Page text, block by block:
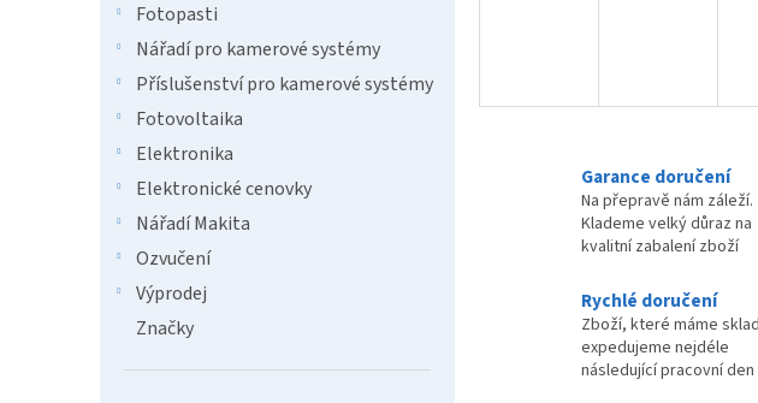
Fotopasti
Nářadí pro kamerové systémy
Příslušenství pro kamerové systémy
Fotovoltaika
Elektronika
Elektronické cenovky
Nářadí Makita
Ozvučení
Výprodej
Značky
Garance doručení
Na přepravě nám záleží.
Klademe velký důraz na
kvalitní zabalení zboží
Rychlé doručení
Zboží, které máme
expedujeme nejdéle
následující pracovní den